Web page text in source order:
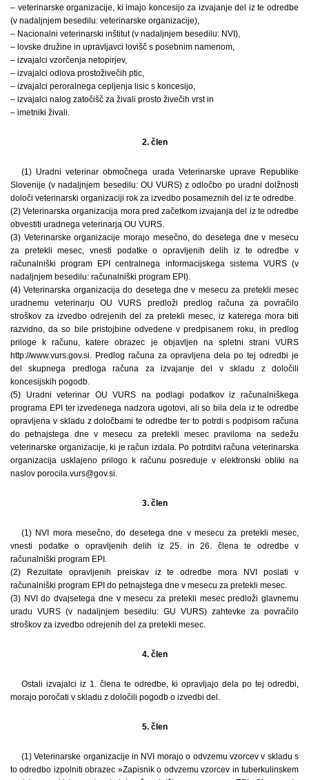
– veterinarske organizacije, ki imajo koncesijo za izvajanje del iz te odredbe
(v nadaljnjem besedilu: veterinarske organizacije),
– Nacionalni veterinarski inštitut (v nadaljnjem besedilu: NVI),
– lovske družine in upravljavci lovišč s posebnim namenom,
– izvajalci vzorčenja netopirjev,
– izvajalci odlova prostoživečih ptic,
– izvajalci peroralnega cepljenja lisic s koncesijo,
– izvajalci nalog zatočišč za živali prosto živečih vrst in
– imetniki živali.
2. člen
(1) Uradni veterinar območnega urada Veterinarske uprave Republike
Slovenije (v nadaljnjem besedilu: OU VURS) z odločbo po uradni dolžnosti
določi veterinarski organizaciji rok za izvedbo posameznih del iz te odredbe.
(2) Veterinarska organizacija mora pred začetkom izvajanja del iz te odredbe
obvestiti uradnega veterinarja OU VURS.
(3) Veterinarske organizacije morajo mesečno, do desetega dne v mesecu
za pretekli mesec, vnesti podatke o opravljenih delih iz te odredbe v
računalniški program EPI centralnega informacijskega sistema VURS (v
nadaljnjem besedilu: računalniški program EPI).
(4) Veterinarska organizacija do desetega dne v mesecu za pretekli mesec
uradnemu veterinarju OU VURS predloži predlog računa za povračilo
stroškov za izvedbo odrejenih del za pretekli mesec, iz katerega mora biti
razvidno, da so bile pristojbine odvedene v predpisanem roku, in predlog
priloge k računu, katere obrazec je objavljen na spletni strani VURS
http://www.vurs.gov.si. Predlog računa za opravljena dela po tej odredbi je
del skupnega predloga računa za izvajanje del v skladu z določili
koncesijskih pogodb.
(5) Uradni veterinar OU VURS na podlagi podatkov iz računalniškega
programa EPI ter izvedenega nadzora ugotovi, ali so bila dela iz te odredbe
opravljena v skladu z določbami te odredbe ter to potrdi s podpisom računa
do petnajstega dne v mesecu za pretekli mesec praviloma na sedežu
veterinarske organizacije, ki je račun izdala. Po potrditvi računa veterinarska
organizacija usklajeno prilogo k računu posreduje v elektronski obliki na
naslov porocila.vurs@gov.si.
3. člen
(1) NVI mora mesečno, do desetega dne v mesecu za pretekli mesec,
vnesti podatke o opravljenih delih iz 25. in 26. člena te odredbe v
računalniški program EPI.
(2) Rezultate opravljenih preiskav iz te odredbe mora NVI poslati v
računalniški program EPI do petnajstega dne v mesecu za pretekli mesec.
(3) NVI do dvajsetega dne v mesecu za pretekli mesec predloži glavnemu
uradu VURS (v nadaljnjem besedilu: GU VURS) zahtevke za povračilo
stroškov za izvedbo odrejenih del za pretekli mesec.
4. člen
Ostali izvajalci iz 1. člena te odredbe, ki opravljajo dela po tej odredbi,
morajo poročati v skladu z določili pogodb o izvedbi del.
5. člen
(1) Veterinarske organizacije in NVI morajo o odvzemu vzorcev v skladu s
to odredbo izpolniti obrazec »Zapisnik o odvzemu vzorcev in tuberkulinskem